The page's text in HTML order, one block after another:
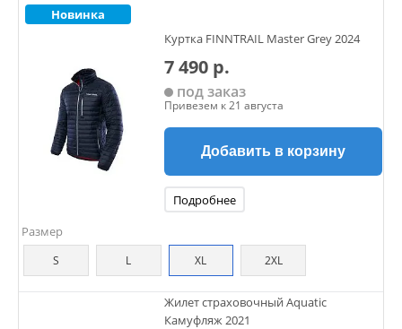
Новинка
Куртка FINNTRAIL Master Grey 2024
7 490 р.
под заказ
Привезем к 21 августа
Добавить в корзину
Подробнее
Размер
S L XL 2XL
Жилет страховочный Aquatic
Камуфляж 2021